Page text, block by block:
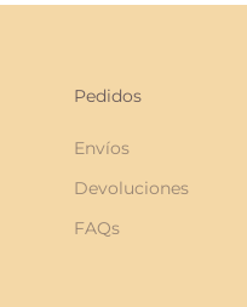
Pedidos
Envíos
Devoluciones
FAQs